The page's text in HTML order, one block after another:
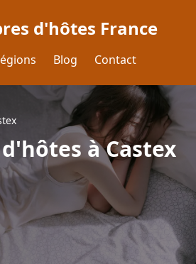
d'hôtes France
Blog Contact
à Castex